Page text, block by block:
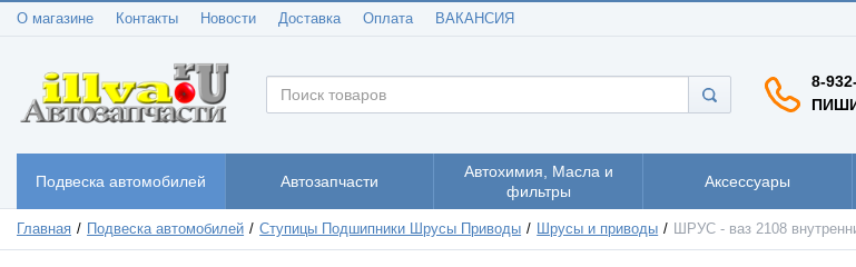
О магазине Контакты Новости Доставка Оплата ВАКАНСИЯ
8-
Подвеска автомобилей Автозапчасти
Автохимия, Масла и
фильтры
Аксессуары
Главная Подвеска автомобилей Ступицы Подшипники Шрусы Приводы Шрусы и приводы ШРУС - ваз 2108